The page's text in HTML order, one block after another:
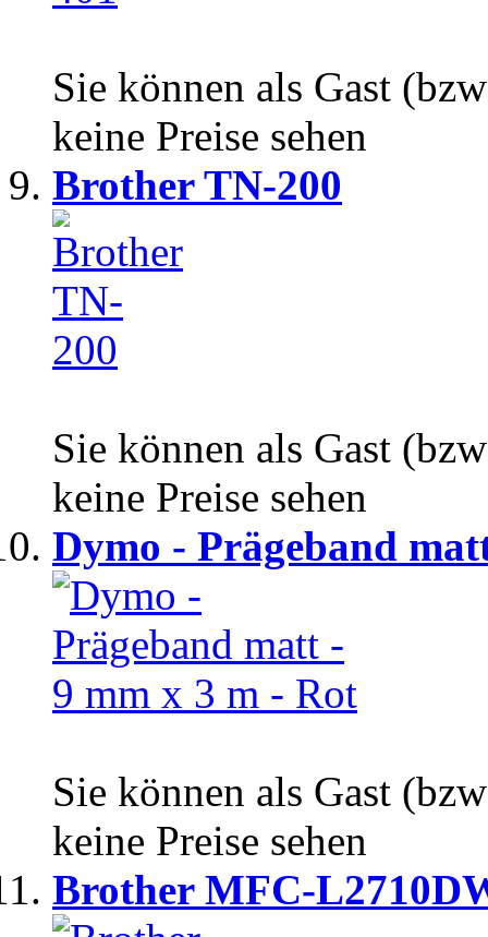
Sie können als Gast
keine Preise sehen
Brother TN-200
Sie können als Gast
keine Preise sehen
Dymo - Prägeband
Sie können als Gast
keine Preise sehen
Brother MFC-